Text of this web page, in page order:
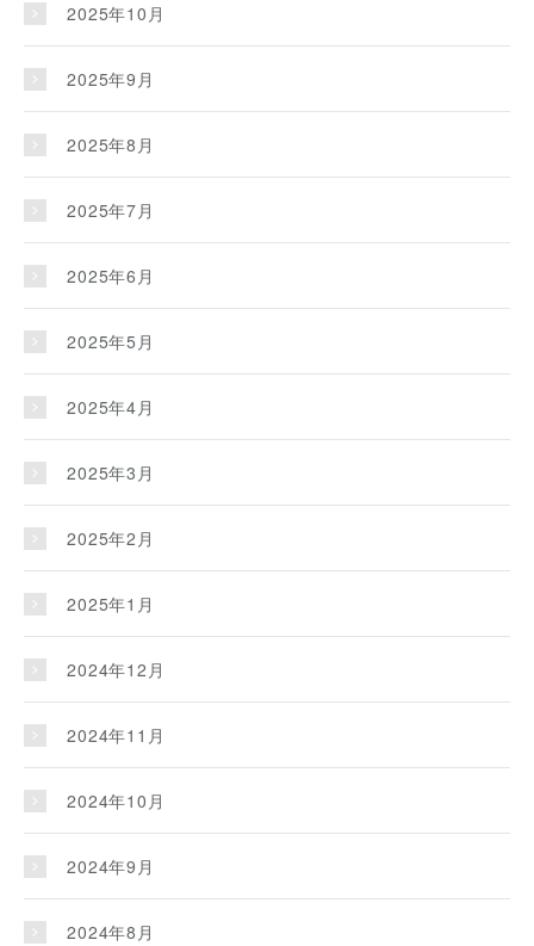
2025年10月
2025年9月
2025年8月
2025年7月
2025年6月
2025年5月
2025年4月
2025年3月
2025年2月
2025年1月
2024年12月
2024年11月
2024年10月
2024年9月
2024年8月